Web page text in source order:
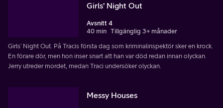
Girls' Night Out
Avsnitt 4
40 min Tillgänglig 3+ månader
Girls’ Night Out. På Tracis första dag som kriminalinspektör sker en krock.
En förare dör, men hon inser snart att han var död redan innan olyckan.
Jerry utreder mordet, medan Traci undersöker olyckan.
Messy Houses